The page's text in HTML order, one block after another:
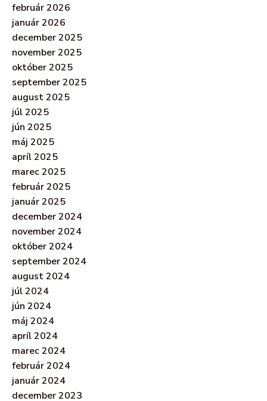
február 2026
január 2026
december 2025
november 2025
október 2025
september 2025
august 2025
júl 2025
jún 2025
máj 2025
apríl 2025
marec 2025
február 2025
január 2025
december 2024
november 2024
október 2024
september 2024
august 2024
júl 2024
jún 2024
máj 2024
apríl 2024
marec 2024
február 2024
január 2024
december 2023